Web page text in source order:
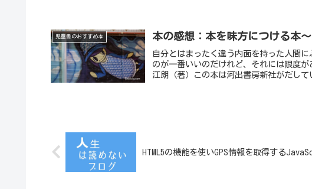
児童書のおすすめ本 本の感想：本を味方につける本
自分とはまったく違う内面を持った人間
のが一番いいのだけれど、それには限度
江朗（著）この本は河出書房新社がだし
HTML5の機能を使いGPS情報を取得する